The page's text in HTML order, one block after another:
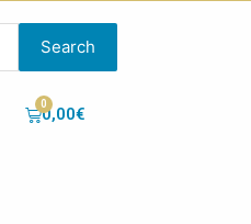
Search
0,00€